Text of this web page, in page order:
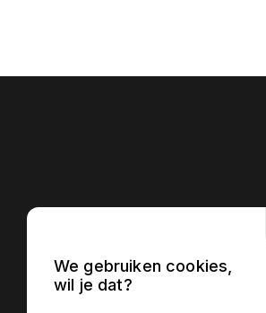
Home
We gebruiken cookies,
wil je dat?